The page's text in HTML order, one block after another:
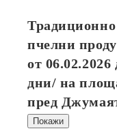
пчелни
от 06.02.2026
дни/ на
пред
Покажи